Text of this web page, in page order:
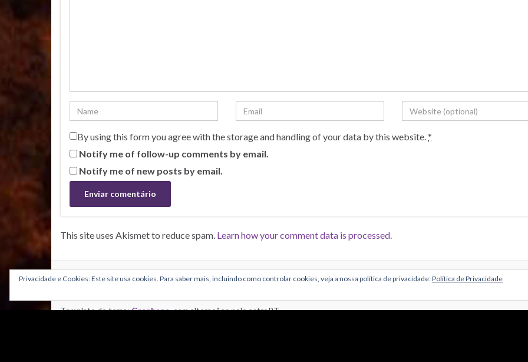
By using this form you agree with the storage and handling of your data by this website.*
Notify me of follow-up comments by email.
Notify me of new posts by email.
This site uses Akismet to reduce spam. Learn how your comment data is processed.
CRÉDITOS
Template do tema:Graphene, com alterações pelo astroPT
Alojamento por Simbiose
Privacidade e Cookies: Este site usa cookies. Para saber mais, incluindo como controlar cookies, veja a nossa política de privacidade:Política de Privacidade